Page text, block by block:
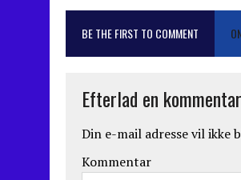
BE THE FIRST TO COMMENT
Efterlad en kommentar
Din e-mail adresse vil
Kommentar